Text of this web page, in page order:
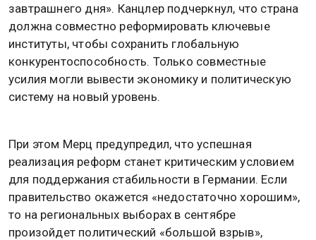
завтрашнего дня». Канцлер подчеркнул, что страна
должна совместно реформировать ключевые
институты, чтобы сохранить глобальную
конкурентоспособность. Только совместные
усилия могли вывести экономику и политическую
систему на новый уровень.
При этом Мерц предупредил, что успешная
реализация реформ станет критическим условием
для поддержания стабильности в Германии. Если
правительство окажется «недостаточно хорошим»,
то на региональных выборах в сентябре
произойдет политический «большой взрыв»,